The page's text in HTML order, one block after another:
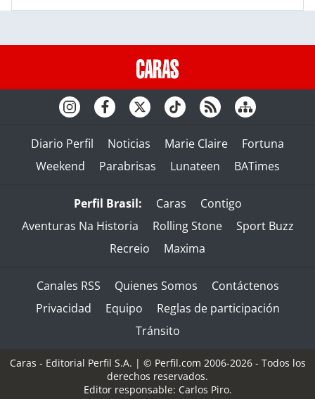
Diario Perfil Noticias Marie Claire
Fortuna
Weekend
Parabrisas Lunateen BATimes
Perfil Brasil: Caras
Contigo
Aventuras Na Historia
Rolling Stone
Sport Buzz
Recreio
Maxima
Canales RSS Quienes Somos
Contáctenos
Privacidad
Equipo
Reglas de participación
Tránsito
Caras - Editorial Perfil S.A. | © Perfil.com 2006-2026 - Todos los
derechos reservados.
Editor responsable: Carlos Piro.